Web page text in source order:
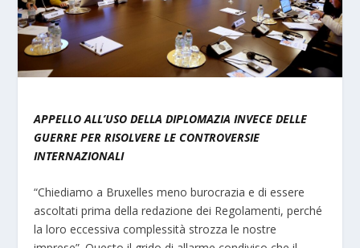
APPELLO ALL’USO DELLA DIPLOMAZIA INVECE DELLE
GUERRE PER RISOLVERE LE CONTROVERSIE
INTERNAZIONALI
“Chiediamo a Bruxelles meno burocrazia e di essere
ascoltati prima della redazione dei Regolamenti, perché
la loro eccessiva complessità strozza le nostre